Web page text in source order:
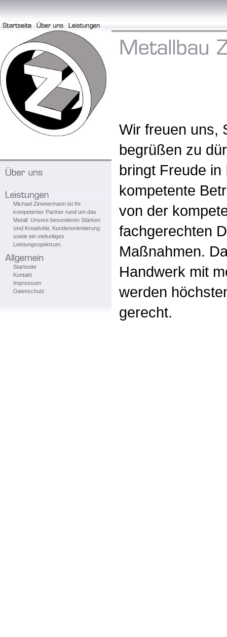
Michael Zimmermann ist Ihr
kompetenter Partner rund um das
Metall. Unsere besonderen Stärken
sind Kreativität, Kundenorientierung
sowie ein vielseitiges
Leistungsspektrum.
Startseite
Kontakt
Impressum
Datenschutz
Wir freuen uns,
begrüßen zu
bringt Freude
kompetente
von der
fachgerechten
Maßnahmen.
Handwerk mit
werden
gerecht.